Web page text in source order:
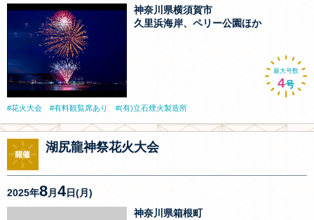
神奈川県横須賀市
久里浜海岸、ペリー公園ほか
最大号数
4号
花火大会 有料観覧席あり (有)立石煙火製造所
湖尻龍神祭花火大会
2025年8月 4日(月)
神奈川県箱根町